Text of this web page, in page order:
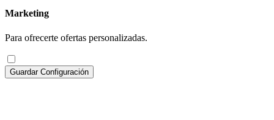
Marketing
Para ofrecerte ofertas personalizadas.
Guardar Configuración